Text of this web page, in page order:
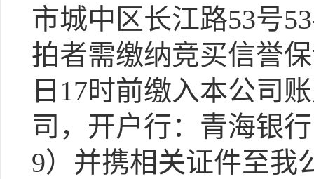
市城中区长江路53号
拍者需缴纳竞买信誉
日17时前缴入本公司
司，开户行：青海银
9）并携相关证件至我